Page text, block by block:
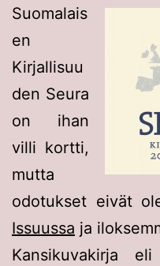
Suomalais
en
Kirjallisuu
den Seura
on ihan
villi kortti,
mutta
odotukset eivät
Issuussa ja
Kansikuvakirja eli